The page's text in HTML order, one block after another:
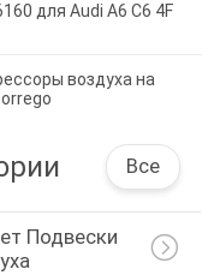
для Audi A6 C6 4F
воздуха на
Все
Подвески